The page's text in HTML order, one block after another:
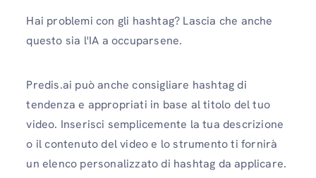
Hai problemi con gli hashtag? Lascia che anche
questo sia l'IA a occuparsene.
Predis.ai può anche consigliare hashtag di
tendenza e appropriati in base al titolo del tuo
video. Inserisci semplicemente la tua descrizione
o il contenuto del video e lo strumento ti fornirà
un elenco personalizzato di hashtag da applicare.